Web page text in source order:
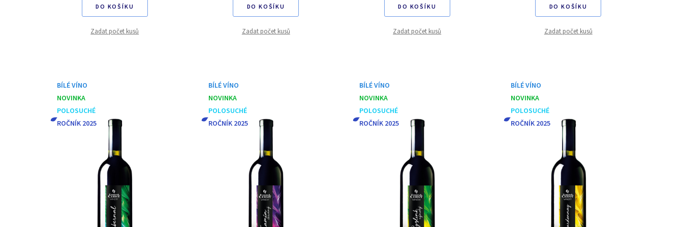
DO KOŠÍKU
Zadat počet kusů
DO KOŠÍKU
Zadat počet kusů
DO KOŠÍKU
Zadat počet kusů
DO KOŠÍKU
Zadat počet kusů
BÍLÉ VÍNO
NOVINKA
POLOSUCHÉ
ROČNÍK 2025
BÍLÉ VÍNO
NOVINKA
POLOSUCHÉ
ROČNÍK 2025
BÍLÉ VÍNO
NOVINKA
POLOSUCHÉ
ROČNÍK 2025
BÍLÉ VÍNO
NOVINKA
POLOSUCHÉ
ROČNÍK 2025